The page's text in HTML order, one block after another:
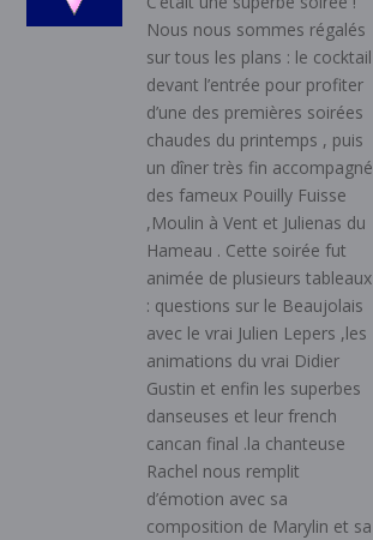
Nous nous sommes régalés
sur tous les plans : le cocktail
devant l’entrée pour profiter
d’une des premières soirées
chaudes du printemps , puis
un dîner très fin accompagné
des fameux Pouilly Fuisse
,Moulin à Vent et Julienas du
Hameau . Cette soirée fut
animée de plusieurs tableaux
: questions sur le Beaujolais
avec le vrai Julien Lepers ,les
animations du vrai Didier
Gustin et enfin les superbes
danseuses et leur french
cancan final .la chanteuse
Rachel nous remplit
d’émotion avec sa
composition de Marylin et sa